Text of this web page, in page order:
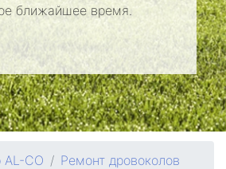
ближайшее время.
CO
Ремонт дровоколов